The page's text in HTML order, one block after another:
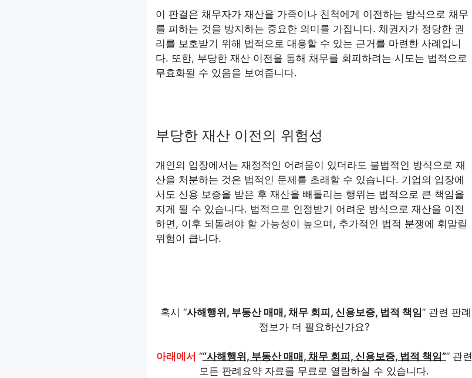
이 판결은 채무자가 재산을 가족이나 친척에게 이전하는 방식으로 채무
를 피하는 것을 방지하는 중요한 의미를 가집니다. 채권자가 정당한 권
리를 보호받기 위해 법적으로 대응할 수 있는 근거를 마련한 사례입니
다. 또한, 부당한 재산 이전을 통해 채무를 회피하려는 시도는 법적으로
무효화될 수 있음을 보여줍니다.
부당한 재산 이전의 위험성
개인의 입장에서는 재정적인 어려움이 있더라도 불법적인 방식으로 재
산을 처분하는 것은 법적인 문제를 초래할 수 있습니다. 기업의 입장에
서도 신용 보증을 받은 후 재산을 빼돌리는 행위는 법적으로 큰 책임을
지게 될 수 있습니다. 법적으로 인정받기 어려운 방식으로 재산을 이전
하면, 이후 되돌려야 할 가능성이 높으며, 추가적인 법적 분쟁에 휘말릴
위험이 큽니다.
혹시 “사해행위, 부동산 매매, 채무 회피, 신용보증, 법적 책임” 관련 판례
정보가 더 필요하신가요?
아래에서 ““사해행위, 부동산 매매, 채무 회피, 신용보증, 법적 책임”” 관련
모든 판례요약 자료를 무료로 열람하실 수 있습니다.